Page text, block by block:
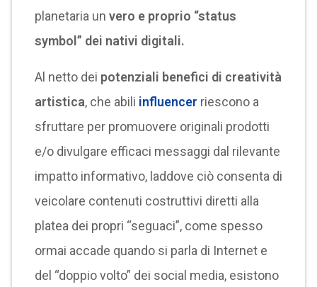
planetaria un vero e proprio “status
symbol” dei nativi digitali.
Al netto dei potenziali benefici di creatività
artistica, che abili influencer riescono a
sfruttare per promuovere originali prodotti
e/o divulgare efficaci messaggi dal rilevante
impatto informativo, laddove ciò consenta di
veicolare contenuti costruttivi diretti alla
platea dei propri “seguaci”, come spesso
ormai accade quando si parla di Internet e
del “doppio volto” dei social media, esistono